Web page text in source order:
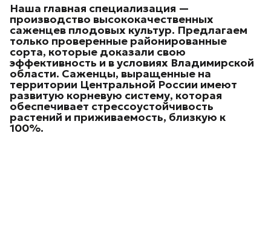
Наша главная специализация —
производство высококачественных
саженцев плодовых культур. Предлагаем
только проверенные районированные
сорта, которые доказали свою
эффективность и в условиях Владимирской
области. Саженцы, выращенные на
территории Центральной России имеют
развитую корневую систему, которая
обеспечивает стрессоустойчивость
растений и приживаемость, близкую к
100%.